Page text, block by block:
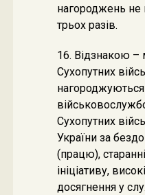
нагороджень
трьох разів.
16. Відзнакою –
Сухопутних
нагороджуються
Сухопутних
України за
(працю),
ініціативу,
досягнення у